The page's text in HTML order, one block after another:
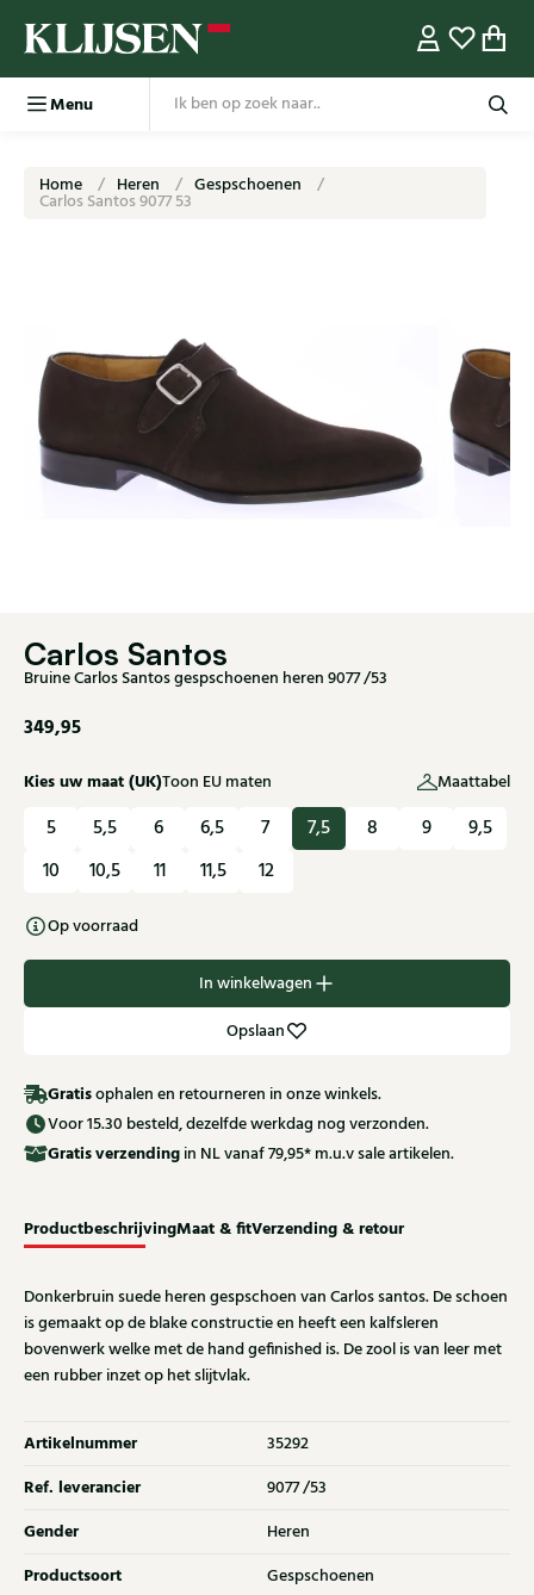
Menu
Home Heren Gespschoenen
Carlos Santos 9077 53
Carlos Santos
Bruine Carlos Santos gespschoenen heren 9077 /53
349,95
Kies uw maat (UK)Toon EU maten Maattabel
5 5,5 6 6,5 7 7,5 8 9
9,5
10
10,5 11 11,5 12
Op voorraad
In winkelwagen
Opslaan
Gratisophalen en retourneren in onze winkels.
Voor 15.30 besteld, dezelfde werkdag nog verzonden.
Gratisverzending in NL vanaf 79,95* m.u.v sale artikelen.
ProductbeschrijvingMaat & fitVerzending & retour
Donkerbruin suede heren gespschoen van Carlos santos. De schoen
is gemaakt op de blake constructie en heeft een kalfsleren
bovenwerk welke met de hand gefinished is. De zool is van leer met
een rubber inzet op het slijtvlak.
Artikelnummer 35292
Ref. leverancier 9077 /53
Gender Heren
Productsoort Gespschoenen